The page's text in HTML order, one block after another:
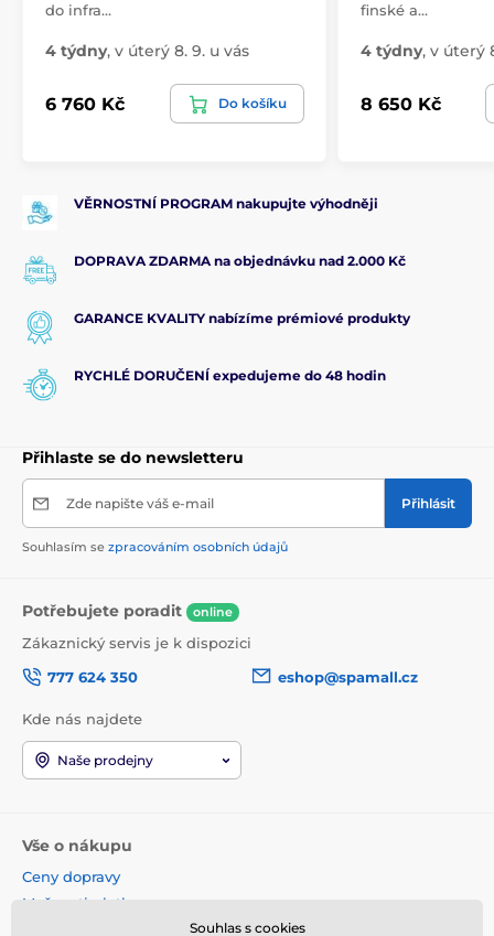
do infra…
4 týdny, v úterý 8. 9. u vás
6 760 Kč Do košíku
finské a…
4 týdny, v úterý
8 650 Kč
VĚRNOSTNÍ PROGRAM nakupujte výhodněji
DOPRAVA ZDARMA na objednávku nad 2.000 Kč
GARANCE KVALITY nabízíme prémiové produkty
RYCHLÉ DORUČENÍ expedujeme do 48 hodin
Přihlaste se do newsletteru
Zde napište váš e-mail Přihlásit
Souhlasím se zpracováním osobních údajů
Potřebujete poradit online
Zákaznický servis je k dispozici
777 624 350
eshop@spamall.cz
Kde nás najdete
Naše prodejny
Vše o nákupu
Ceny dopravy
Možnosti platby
Souhlas s cookies